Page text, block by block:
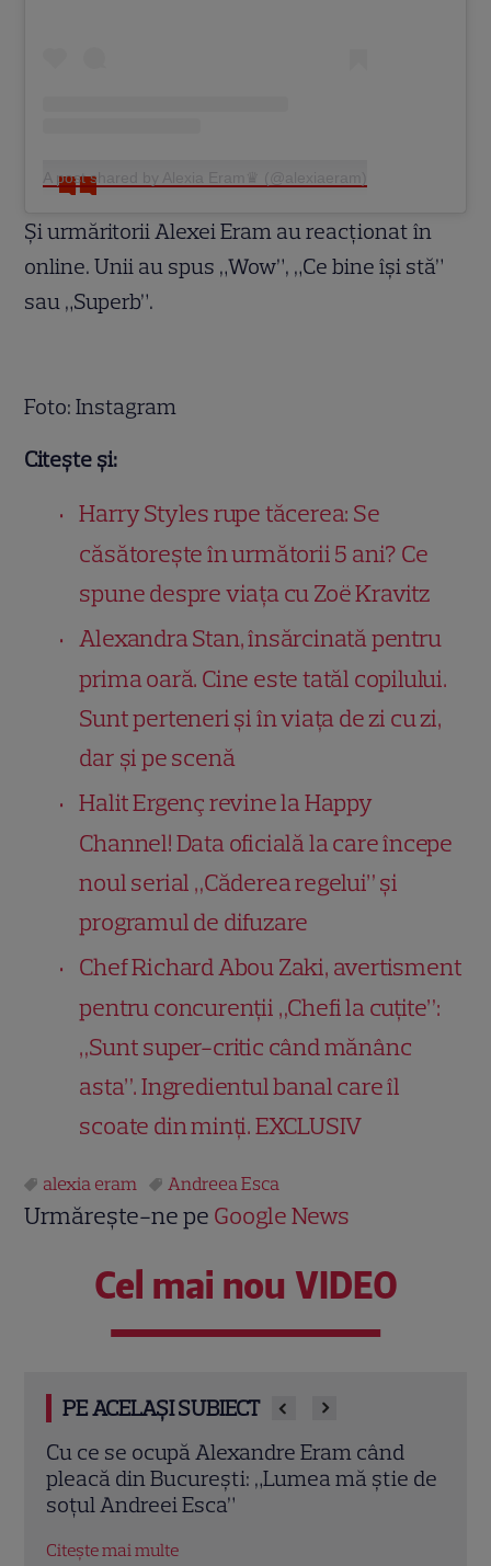
A post shared by Alexia Eram♛ (@alexiaeram)
Și urmăritorii Alexei Eram au reacționat în
online. Unii au spus „Wow”, „Ce bine își stă”
sau „Superb”.
Foto: Instagram
Citește și:
Harry Styles rupe tăcerea: Se
căsătorește în următorii 5 ani? Ce
spune despre viața cu Zoë Kravitz
Alexandra Stan, însărcinată pentru
prima oară. Cine este tatăl copilului.
Sunt perteneri și în viața de zi cu zi,
dar și pe scenă
Halit Ergenç revine la Happy
Channel! Data oficială la care începe
noul serial „Căderea regelui” și
programul de difuzare
Chef Richard Abou Zaki, avertisment
pentru concurenții „Chefi la cuțite”:
„Sunt super-critic când mănânc
asta”. Ingredientul banal care îl
scoate din minți. EXCLUSIV
alexia eram Andreea Esca
Urmărește-ne pe Google News
Cel mai nou VIDEO
PE ACELAȘI SUBIECT
Ce proprietăți deține familia Andreei
Esca: Cum arată vila spectaculoasă de
pe malul lacului Snagov și ce afaceri au